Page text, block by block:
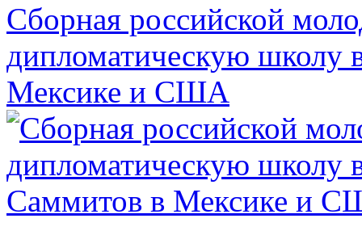
Сборная российской
дипломатическую школу
Мексике и США